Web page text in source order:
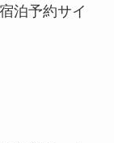
泊予約サイ